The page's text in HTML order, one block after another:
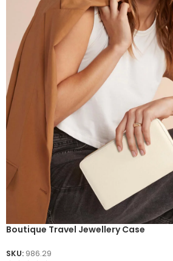
Boutique Travel Jewellery Case
SKU: 986.29